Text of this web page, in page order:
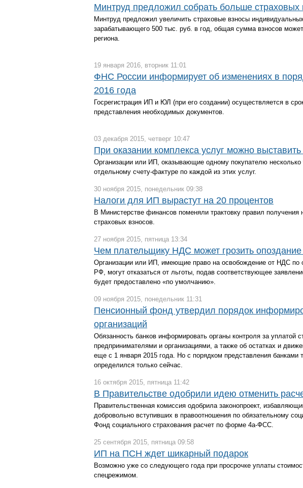
Минтруд предложил собрать больше страховых
Минтруд предложил увеличить страховые взносы
зарабатывающего 500 тыс. руб. в год, общая сумма взносов
региона.
19 января 2016, вторник 11:01
ФНС России информирует об изменениях в
2016 года
Госрегистрация ИП и ЮЛ (при его создании) осуществляется в
представления необходимых документов.
03 декабря 2015, четверг 10:47
При оказании комплекса услуг можно
Организации или ИП, оказывающие одному покупателю несколько
отдельному счету-фактуре по каждой из этих услуг.
30 ноября 2015, понедельник 09:38
Налоги для ИП вырастут на 20 процентов
В Министерстве финансов поменяли трактовку правил получения
страховых взносов.
27 ноября 2015, пятница 13:34
Чем плательщику НДС может грозить опоздание
Организации или ИП, имеющие право на освобождение от НДС по
РФ, могут отказаться от льготы, подав соответствующее
будет предоставлено «по умолчанию».
09 ноября 2015, понедельник 11:31
Пенсионный фонд утвердил порядок
организаций
Обязанность банков информировать органы контроля за уплатой
предпринимателями и организациями, а также об остатках и
еще с 1 января 2015 года. Но с порядком представления
определился только сейчас.
16 октября 2015, пятница 11:42
В Правительстве одобрили идею отменить
Правительственная комиссия одобрила законопроект,
добровольно вступивших в правоотношения по обязательному
Фонд социального страхования расчет по форме 4а-ФСС.
25 сентября 2015, пятница 09:58
ИП на ПСН ждет шикарный подарок
Возможно уже со следующего года при просрочке уплаты
спецрежимом.